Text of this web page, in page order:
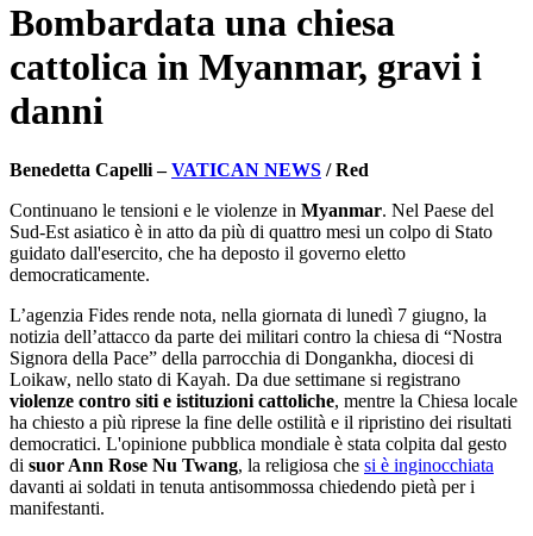
Bombardata una chiesa
cattolica in Myanmar, gravi i
danni
Benedetta Capelli –VATICAN NEWS / Red
Continuano le tensioni e le violenze in Myanmar. Nel Paese del
Sud-Est asiatico è in atto da più di quattro mesi un colpo di Stato
guidato dall'esercito, che ha deposto il governo eletto
democraticamente.
L’agenzia Fides rende nota, nella giornata di lunedì 7 giugno, la
notizia dell’attacco da parte dei militari contro la chiesa di “Nostra
Signora della Pace” della parrocchia di Dongankha, diocesi di
Loikaw, nello stato di Kayah. Da due settimane si registrano
violenze contro siti e istituzioni cattoliche, mentre la Chiesa locale
ha chiesto a più riprese la fine delle ostilità e il ripristino dei risultati
democratici. L'opinione pubblica mondiale è stata colpita dal gesto
di suor Ann Rose Nu Twang, la religiosa che si è inginocchiata
davanti ai soldati in tenuta antisommossa chiedendo pietà per i
manifestanti.